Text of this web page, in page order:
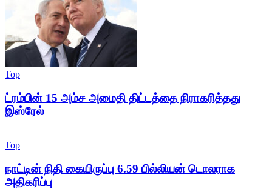
Top
ட்ரம்பின் 15 அம்ச அமைதி திட்டத்தை நிராகரித்தது
இஸ்ரேல்
Top
நாட்டின் நிதி கையிருப்பு 6.59 பில்லியன் டொலராக
அதிகரிப்பு